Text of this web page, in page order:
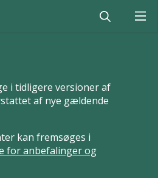
i tidligere versioner af
af nye gældende
kan fremsøges i
for anbefalinger og